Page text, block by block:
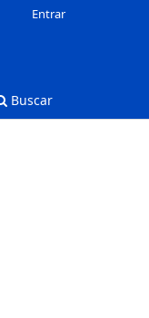
Buscar
Entrar